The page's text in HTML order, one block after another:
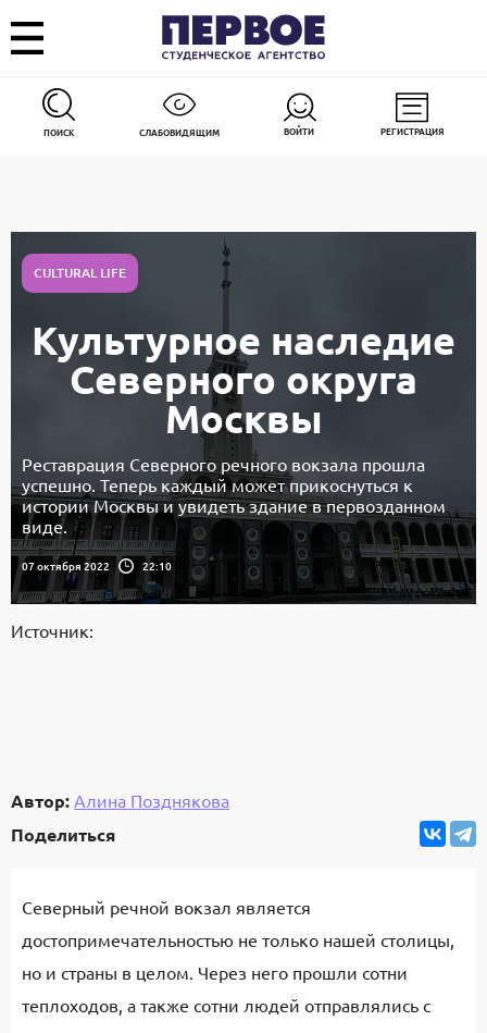
ПОИСК СЛАБОВИДЯЩИМ ВОЙТИ РЕГИСТРАЦИЯ
CULTURAL LIFE
Культурное наследие
Северного округа
Москвы
Реставрация Северного речного вокзала прошла
успешно. Теперь каждый может прикоснуться к
истории Москвы и увидеть здание в первозданном
виде.
07 октября 2022 22:10
Источник:
Автор: Алина Позднякова
Поделиться
Северный речной вокзал является
достопримечательностью не только нашей столицы,
но и страны в целом. Через него прошли сотни
теплоходов, а также сотни людей отправлялись с